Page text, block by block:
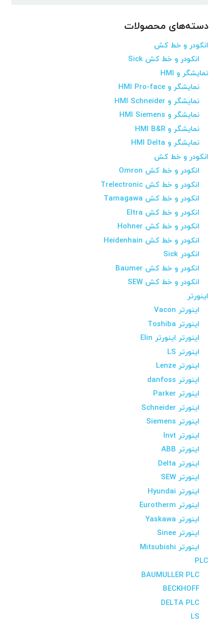
دسته‌های محصولات
انکودر و خط کش
انکودر و خط کش Sick
نمایشگر و HMI
نمایشگر و HMI Pro-face
نمایشگر و HMI Schneider
نمایشگر و HMI Siemens
نمایشگر و HMI B&R
نمایشگر و HMI Delta
انکودر و خط کش
انکودر و خط کش Omron
انکودر و خط کش Trelectronic
انکودر و خط کش Tamagawa
انکودر و خط کش Eltra
انکودر و خط کش Hohner
انکودر و خط کش Heidenhain
انکودر Sick
انکودر و خط کش Baumer
انکودر و خط کش SEW
اینورتر
اینورتر Vacon
اینورتر Toshiba
اینورتر اینورتر Elin
اینورتر LS
اینورتر Lenze
اینورتر danfoss
اینورتر Parker
اینورتر Schneider
اینورتر Siemens
اینورتر Invt
اینورتر ABB
اینورتر Delta
اینورتر SEW
اینورتر Hyundai
اینورتر Eurotherm
اینورتر Yaskawa
اینورتر Sinee
اینورتر Mitsubishi
PLC
BAUMULLER PLC
BECKHOFF
DELTA PLC
LS